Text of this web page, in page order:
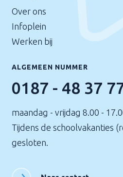
Over ons
Infoplein
Werken bij
ALGEMEEN NUMMER
0187 - 48 37
maandag - vrijdag 8.00 -
Tijdens de schoolvakanties
gesloten.